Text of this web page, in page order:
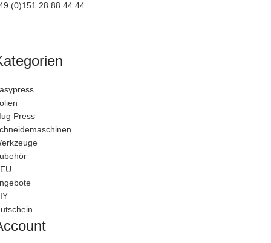
(0)151 28 88 44 44
Press